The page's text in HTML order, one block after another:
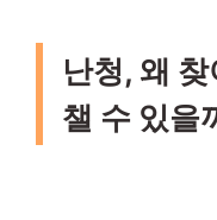
난청, 왜
챌 수 있을